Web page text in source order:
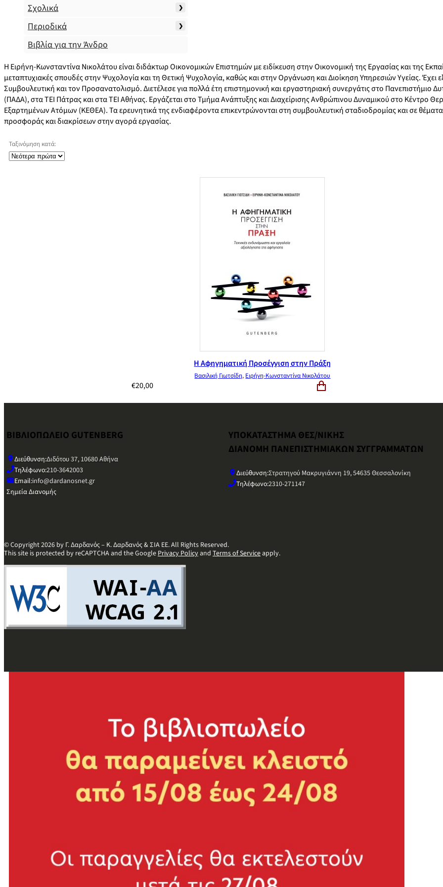
Σχολικά
Περιοδικά
Βιβλία για την Άνδρο
Η Ειρήνη-Κωνσταντίνα Νικολάτου είναι διδάκτωρ Οικονομικών Επιστημών με ειδίκευση στην Οικονομική της Εργασίας και της
μεταπτυχιακές σπουδές στην Ψυχολογία και τη Θετική Ψυχολογία, καθώς και στην Οργάνωση και Διοίκηση Υπηρεσιών Υγείας. Έχει
Συμβουλευτική και τον Προσανατολισμό. Διετέλεσε για πολλά έτη επιστημονική και εργαστηριακή συνεργάτις στο Πανεπιστήμιο
(ΠΑΔΑ), στα ΤΕΙ Πάτρας και στα ΤΕΙ Αθήνας. Εργάζεται στο Τμήμα Ανάπτυξης και Διαχείρισης Ανθρώπινου Δυναμικού στο Κέντρο
Εξαρτημένων Ατόμων (ΚΕΘΕΑ). Τα ερευνητικά της ενδιαφέροντα επικεντρώνονται στη συμβουλευτική σταδιοδρομίας και σε
προσφοράς και διακρίσεων στην αγορά εργασίας.
Ταξινόμηση κατά:
Η Αφηγηματική Προσέγγιση στην Πράξη
Βασιλική Γιωτσίδη, Ειρήνη-Κωνσταντίνα Νικολάτου
€20,00
ΒΙΒΛΙΟΠΩΛΕΙΟ GUTENBERG
Διεύθυνση:Διδότου 37, 10680 Αθήνα
Τηλέφωνο:210-3642003
Email:info@dardanosnet.gr
Σημεία Διανομής
ΥΠΟΚΑΤΑΣΤΗΜΑ ΘΕΣ/ΝΙΚΗΣ
ΔΙΑΝΟΜΗ ΠΑΝΕΠΙΣΤΗΜΙΑΚΩΝ ΣΥΓΓΡΑΜΜΑΤΩΝ
Διεύθυνση:Στρατηγού Μακρυγιάννη 19, 54635 Θεσσαλονίκη
Τηλέφωνο:2310-271147
© Copyright 2026 by Γ. Δαρδανός – Κ. Δαρδανός & ΣΙΑ ΕΕ. All Rights Reserved.
This site is protected by reCAPTCHA and the GooglePrivacy Policyand Terms of Serviceapply.